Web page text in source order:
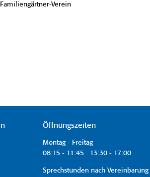
Verein
Öffnungszeiten
Montag - Freitag
08:15 - 11:45 13:30 - 17:00
Sprechstunden nach Vereinbarung